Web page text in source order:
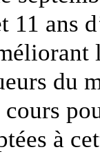
11 ans
du
à